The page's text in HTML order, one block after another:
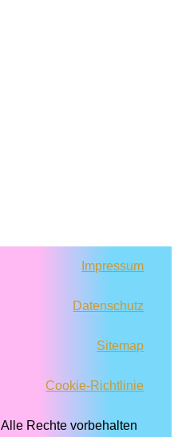
Impressum
Datenschutz
Sitemap
Cookie-Richtlinie
Alle Rechte vorbehalten